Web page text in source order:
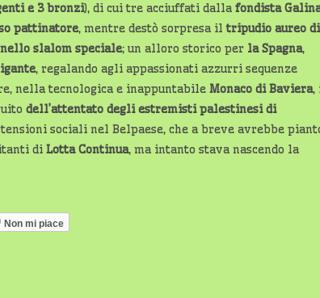
e 3 bronzi), di cui tre acciuffati dalla fondista
pattinatore, mentre destò sorpresa iltripudio aureo di
nello slalom speciale; un alloro storico per la Spagna,
, regalando agli appassionati azzurri sequenze
nella tecnologica e inappuntabile Monaco di Baviera,
dell’attentato degli estremisti palestinesi di
sociali nel Belpaese, che a breve avrebbe
di Lotta Continua, ma intanto stava nascendo la
Non mi piace